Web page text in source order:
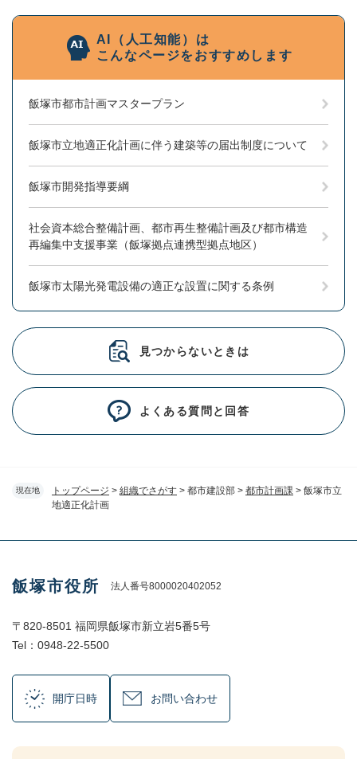
現在地 トップページ > 組織でさがす > 都市建設部 > 都市計画課 > 飯塚市立
地適正化計画
AI（人工知能）は
こんなページをおすすめします
飯塚市都市計画マスタープラン
飯塚市立地適正化計画に伴う建築等の届出制度について
飯塚市開発指導要綱
社会資本総合整備計画、都市再生整備計画及び都市構造
再編集中支援事業（飯塚拠点連携型拠点地区）
飯塚市太陽光発電設備の適正な設置に関する条例
見つからないときは
よくある質問と回答
飯塚市役所 法人番号8000020402052
〒820-8501 福岡県飯塚市新立岩5番5号
Tel：0948-22-5500
開庁日時 お問い合わせ